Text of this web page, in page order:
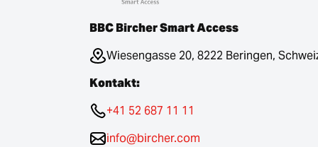
BBC Bircher Smart Access
Wiesengasse 20, 8222 Beringen,
Kontakt:
+41 52 687 11 11
info@bircher.com